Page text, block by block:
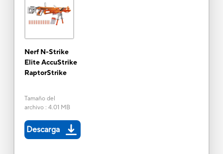
Nerf N-Strike
Elite AccuStrike
RaptorStrike
Tamaño del
archivo: 4.01 MB
Descarga